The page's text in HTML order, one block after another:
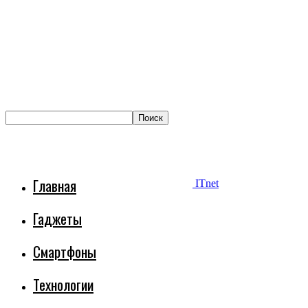
ITnet
Главная
Гаджеты
Смартфоны
Технологии